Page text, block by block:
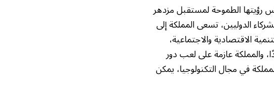
رؤيتها الطموحة لمستقبل مزدهر
الدوليين، تسعى المملكة إلى
الاقتصادية والاجتماعية،
والمملكة عازمة على لعب دور
في مجال التكنولوجيا، يمكن